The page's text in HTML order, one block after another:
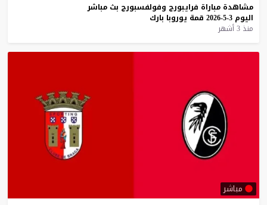
مشاهدة مباراة فرايبورج وفولفسبورج بث مباشر
اليوم 3-5-2026 قمة يوروبا بارك
منذ 3 أشهر
مباشر